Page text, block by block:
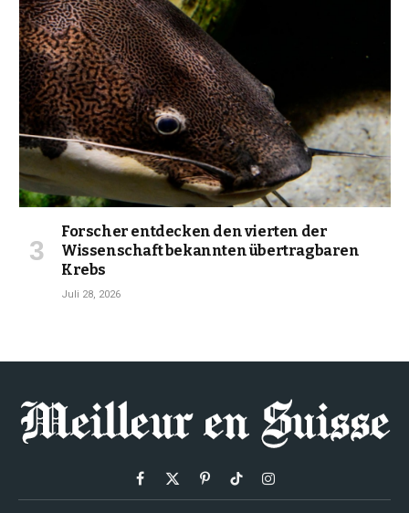
Forscher entdecken den vierten der
Wissenschaft bekannten übertragbaren
Krebs
Juli 28, 2026
Facebook
X
PinterestTikTokInstagram